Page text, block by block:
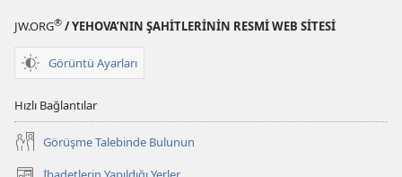
JW.ORG® / YEHOVA’NIN ŞAHİTLERİNİN RESMİ WEB SİTESİ
Görüntü Ayarları
Hızlı Bağlantılar
Görüşme Talebinde Bulunun